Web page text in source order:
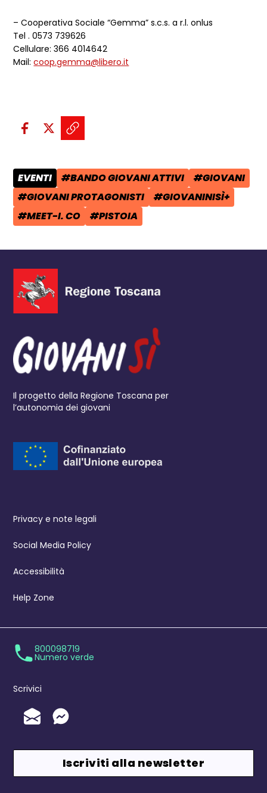
– Cooperativa Sociale “Gemma” s.c.s. a r.l. onlus
Tel . 0573 739626
Cellulare: 366 4014642
Mail:coop.gemma@libero.it
Condividi sui social:
Condividi su Facebook - apre
Condividi su X - apre una
Copia il link e condividi -
CATEGORIA POST:
EVENTI TAG:
#BANDO GIOVANI ATTIVI TAG:
#GIOVANI
TAG:
#GIOVANI PROTAGONISTI TAG:
#GIOVANINISÌ+
TAG:
#MEET-I. CO TAG:
#PISTOIA
Il progetto della Regione Toscana per
l’autonomia dei giovani
Privacy e note legali
Social Media Policy
Accessibilità
Help Zone
800098719
Numero verde
Scrivici
Invia un'Email
Messenger
Iscriviti alla newsletter